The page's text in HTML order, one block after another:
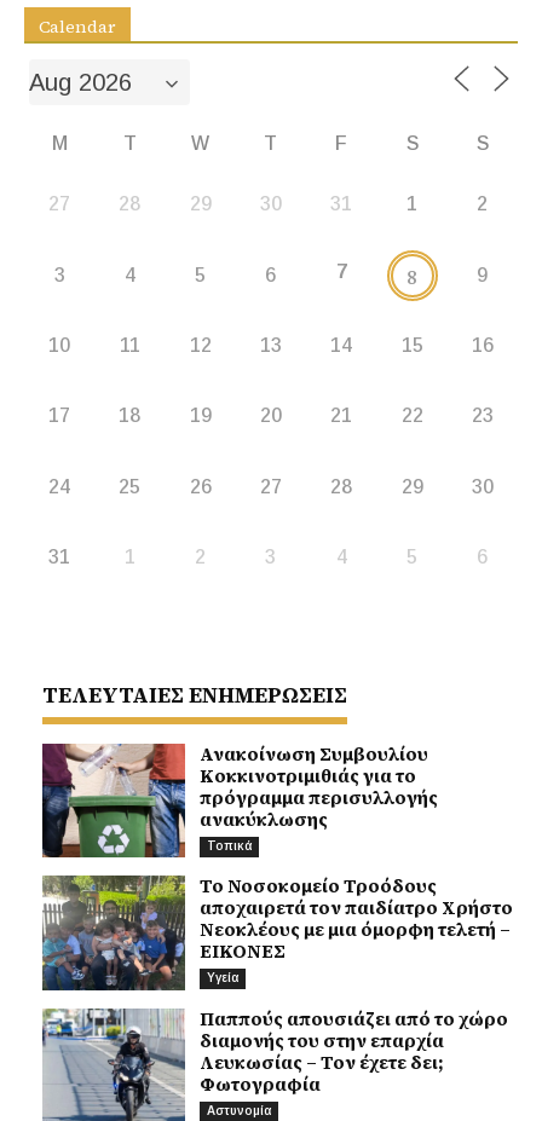
Calendar
M T W T F S S
27 28 29 30 31 1 2
3 4 5 6 7 8 9
10 11 12 13 14 15 16
17 18 19 20 21 22 23
24 25 26 27 28 29 30
31 1 2 3 4 5 6
ΤΕΛΕΥΤΑΙΕΣ ΕΝΗΜΕΡΩΣΕΙΣ
Ανακοίνωση Συμβουλίου
Κοκκινοτριμιθιάς για το
πρόγραμμα περισυλλογής
ανακύκλωσης
Τοπικά
Το Νοσοκομείο Τροόδους
αποχαιρετά τον παιδίατρο Χρήστο
Νεοκλέους με μια όμορφη τελετή –
ΕΙΚΟΝΕΣ
Υγεία
Παππούς απουσιάζει από το χώρο
διαμονής του στην επαρχία
Λευκωσίας – Τον έχετε δει;
Φωτογραφία
Αστυνομία